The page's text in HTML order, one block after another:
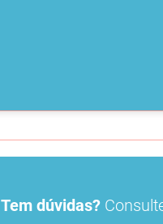
Tem dúvidas?